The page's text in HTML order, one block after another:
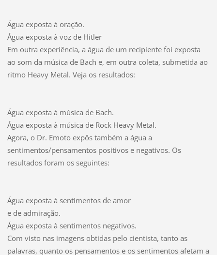
Água exposta à oração.
Água exposta à voz de Hitler
Em outra experiência, a água de um recipiente foi exposta
ao som da música de Bach e, em outra coleta, submetida ao
ritmo Heavy Metal. Veja os resultados:
Água exposta à música de Bach.
Água exposta à música de Rock Heavy Metal.
Agora, o Dr. Emoto expôs também a água a
sentimentos/pensamentos positivos e negativos. Os
resultados foram os seguintes:
Água exposta à sentimentos de amor
e de admiração.
Água exposta à sentimentos negativos.
Com visto nas imagens obtidas pelo cientista, tanto as
palavras, quanto os pensamentos e os sentimentos afetam a